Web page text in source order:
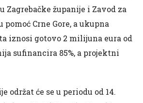
Zagrebačke županije i Zavod za
Crne Gore, a ukupna
iznosi gotovo 2 milijuna eura od
sufinancira 85%, a projektni
održat će se u periodu od 14.